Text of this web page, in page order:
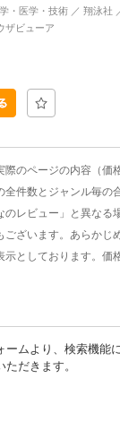
・医学・技術 ／ 翔泳社
ザビューア
のページの内容（価
件数とジャンル毎の
レビュー」と異なる
ざいます。あらかじ
としております。価
ムより、検索機能
だきます。